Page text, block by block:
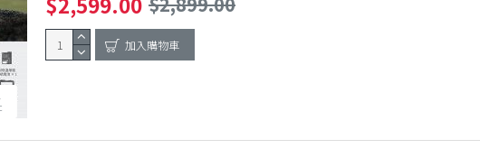
加入購物車